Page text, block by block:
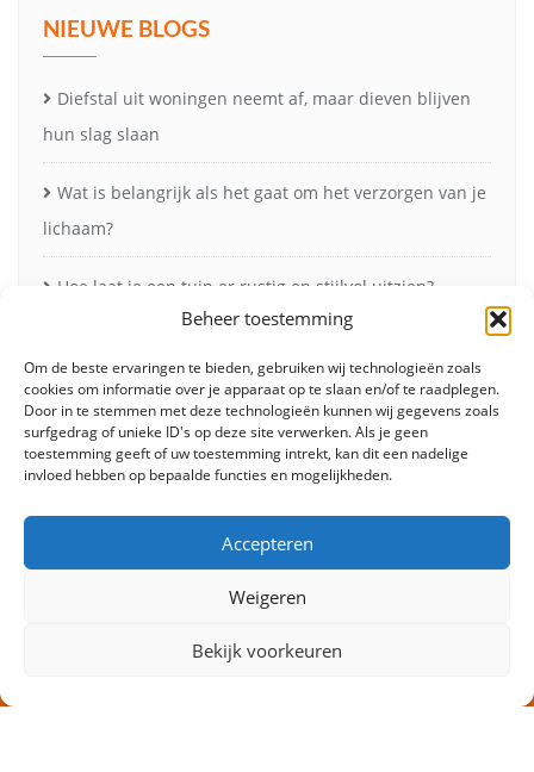
Beheer toestemming
Om de beste ervaringen te bieden, gebruiken wij technologieën zoals
cookies om informatie over je apparaat op te slaan en/of te raadplegen.
Door in te stemmen met deze technologieën kunnen wij gegevens zoals
surfgedrag of unieke ID's op deze site verwerken. Als je geen
toestemming geeft of uw toestemming intrekt, kan dit een nadelige
invloed hebben op bepaalde functies en mogelijkheden.
Accepteren
Weigeren
Bekijk voorkeuren
NIEUWE BLOGS
Diefstal uit woningen neemt af, maar dieven blijven
hun slag slaan
Wat is belangrijk als het gaat om het verzorgen van je
lichaam?
Hoe laat je een tuin er rustig en stijlvol uitzien?
keuken
Zonneschermen in de herfst voor minder verblinding
en meer comfort